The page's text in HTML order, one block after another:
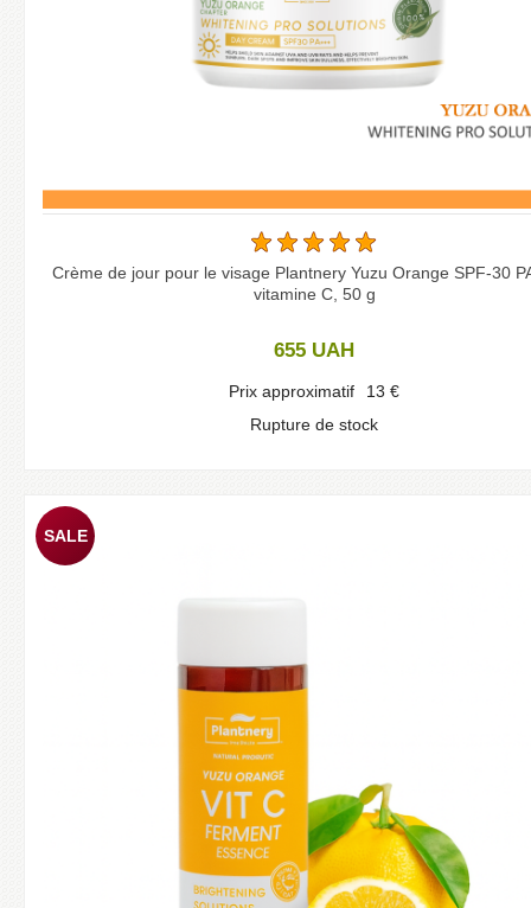
Crème de jour pour le visage Plantnery Yuzu Orange SPF-30
vitamine C, 50 g
655 UAH
Prix approximatif 13 €
Rupture de stock